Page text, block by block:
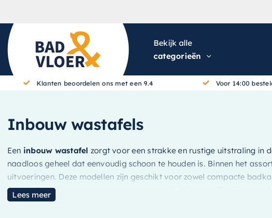
Bekijk alle
categorieën
Klanten beoordelen ons met een 9.4 Voor 14:00
Inbouw wastafels
Een inbouw wastafel zorgt voor een strakke en rustige uitstraling in
naadloos geheel dat eenvoudig schoon te houden is. Binnen het
uitvoeringen. Deze modellen zijn geschikt voor zowel compacte
passend meubel en kraan ontstaat een praktische en stijlvolle
Lees meer